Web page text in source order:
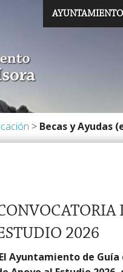
AYUNTAMIENTO
Trámites
> Becas y Ayudas
2026
El Ayuntamiento de